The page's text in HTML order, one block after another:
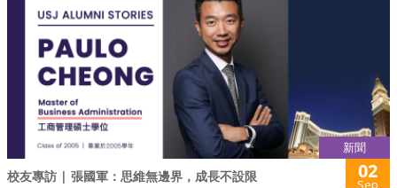
新聞
校友專訪 | 張國軍：思維無邊界，成長不設限 02
Sep